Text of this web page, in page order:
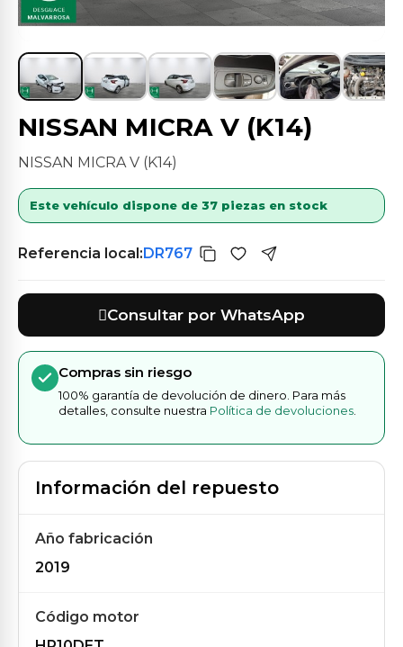
NISSAN MICRA V (K14)
NISSAN MICRA V (K14)
Este vehículo dispone de 37 piezas en stock
Referencia local:DR767
Consultar por WhatsApp
Compras sin riesgo
100% garantía de devolución de dinero. Para más
detalles, consulte nuestra Política de devoluciones
Información del repuesto
Año fabricación
2019
Código motor